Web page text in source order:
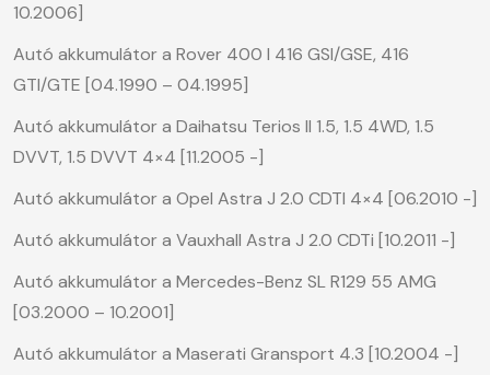
10.2006]
Autó akkumulátor a Rover 400 I 416 GSI/GSE, 416
GTI/GTE [04.1990 – 04.1995]
Autó akkumulátor a Daihatsu Terios II 1.5, 1.5 4WD, 1.5
DVVT, 1.5 DVVT 4×4 [11.2005 -]
Autó akkumulátor a Opel Astra J 2.0 CDTI 4×4 [06.2010 -]
Autó akkumulátor a Vauxhall Astra J 2.0 CDTi [10.2011 -]
Autó akkumulátor a Mercedes-Benz SL R129 55 AMG
[03.2000 – 10.2001]
Autó akkumulátor a Maserati Gransport 4.3 [10.2004 -]